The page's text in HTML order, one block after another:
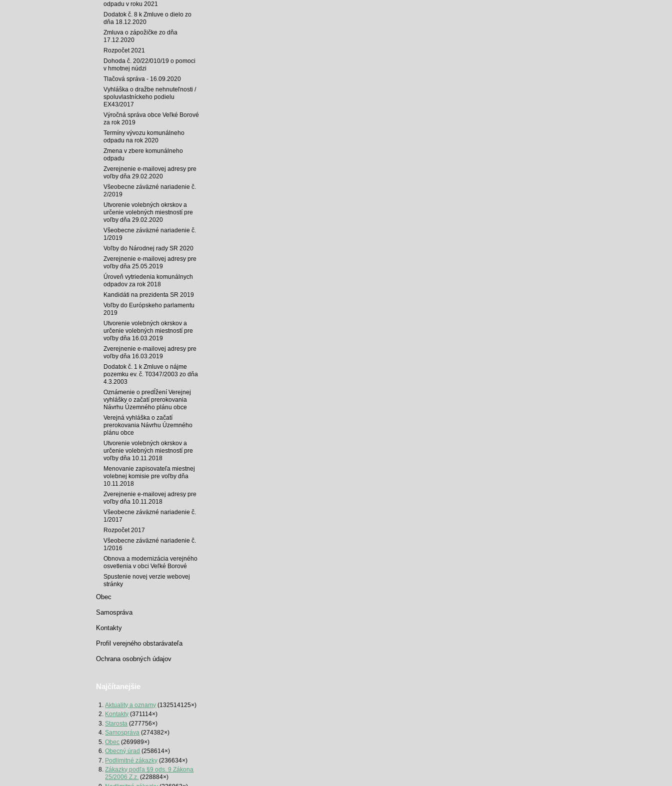
odpadu v roku 2021
Dodatok č. 8 k Zmluve o dielo zo
dňa 18.12.2020
Zmluva o zápožičke zo dňa
17.12.2020
Rozpočet 2021
Dohoda č. 20/22/010/19 o pomoci
v hmotnej núdzi
Tlačová správa - 16.09.2020
Vyhláška o dražbe nehnuteľnosti /
spoluvlastníckeho podielu
EX43/2017
Výročná správa obce Veľké Borové
za rok 2019
Termíny vývozu komunálneho
odpadu na rok 2020
Zmena v zbere komunálneho
odpadu
Zverejnenie e-mailovej adresy pre
voľby dňa 29.02.2020
Všeobecne záväzné nariadenie č.
2/2019
Utvorenie volebných okrskov a
určenie volebných miestností pre
voľby dňa 29.02.2020
Všeobecne záväzné nariadenie č.
1/2019
Voľby do Národnej rady SR 2020
Zverejnenie e-mailovej adresy pre
voľby dňa 25.05.2019
Úroveň vytriedenia komunálnych
odpadov za rok 2018
Kandidáti na prezidenta SR 2019
Voľby do Európskeho parlamentu
2019
Utvorenie volebných okrskov a
určenie volebných miestností pre
voľby dňa 16.03.2019
Zverejnenie e-mailovej adresy pre
voľby dňa 16.03.2019
Dodatok č. 1 k Zmluve o nájme
pozemku ev. č. T0347/2003 zo dňa
4.3.2003
Oznámenie o predĺžení Verejnej
vyhlášky o začatí prerokovania
Návrhu Územného plánu obce
Verejná vyhláška o začatí
prerokovania Návrhu Územného
plánu obce
Utvorenie volebných okrskov a
určenie volebných miestností pre
voľby dňa 10.11.2018
Menovanie zapisovateľa miestnej
volebnej komisie pre voľby dňa
10.11.2018
Zverejnenie e-mailovej adresy pre
voľby dňa 10.11.2018
Všeobecne záväzné nariadenie č.
1/2017
Rozpočet 2017
Všeobecne záväzné nariadenie č.
1/2016
Obnova a modernizácia verejného
osvetlenia v obci Veľké Borové
Spustenie novej verzie webovej
stránky
Obec
Samospráva
Kontakty
Profil verejného obstarávateľa
Ochrana osobných údajov
Najčítanejšie
Aktuality a oznamy (132514125×)
Kontakty (371114×)
Starosta (277756×)
Samospráva (274382×)
Obec (269989×)
Obecný úrad (258614×)
Podlimitné zákazky (236634×)
Zákazky podľa §9 ods. 9 Zákona
25/2006 Z.z. (228884×)